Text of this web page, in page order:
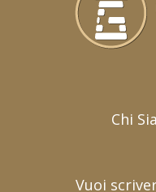
Chi
Vuoi